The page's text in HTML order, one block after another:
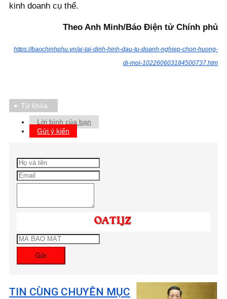
kinh doanh cụ thể.
Theo Anh Minh/Báo Điện tử Chính phủ
https://baochinhphu.vn/ai-tai-dinh-hinh-dau-tu-doanh-nghiep-chon-huong-
di-moi-102260603184500737.htm
Từ khóa
Lời bình của bạn
Gửi ý kiến
Gửi
TIN CÙNG CHUYÊN MỤC